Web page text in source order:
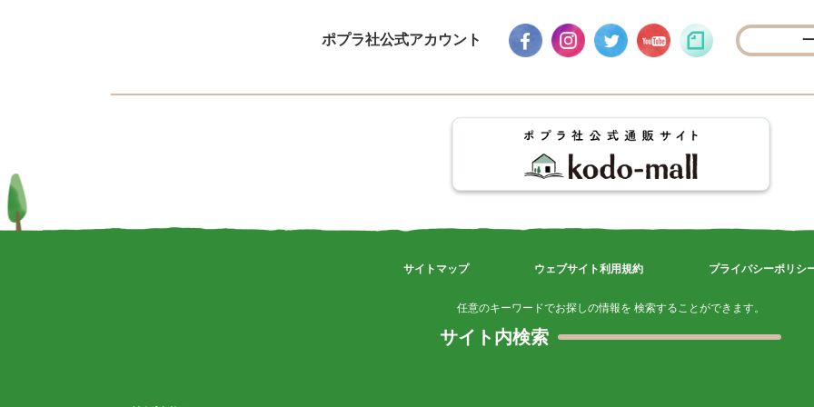
ポプラ社公式アカウント
サイトマップ ウェブサイト利用規約 プライバシーポリシ
任意のキーワードでお探しの情報を 検索することができます。
サイト内検索